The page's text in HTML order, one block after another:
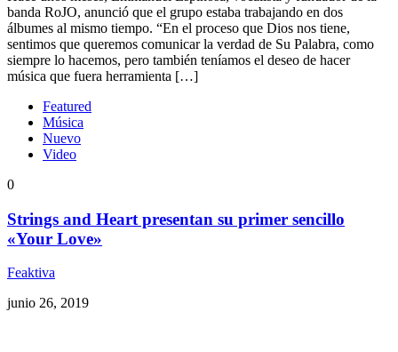
banda RoJO, anunció que el grupo estaba trabajando en dos
álbumes al mismo tiempo. “En el proceso que Dios nos tiene,
sentimos que queremos comunicar la verdad de Su Palabra, como
siempre lo hacemos, pero también teníamos el deseo de hacer
música que fuera herramienta […]
Featured
Música
Nuevo
Video
0
Strings and Heart presentan su primer sencillo
«Your Love»
Feaktiva
junio 26, 2019